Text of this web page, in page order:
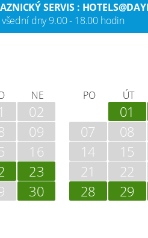
SERVIS :
všední dny 9.00 - 18.00 hodin
NE
02
09
16
23
30
PO ÚT
01
07
08
14
15
21
22
28
29